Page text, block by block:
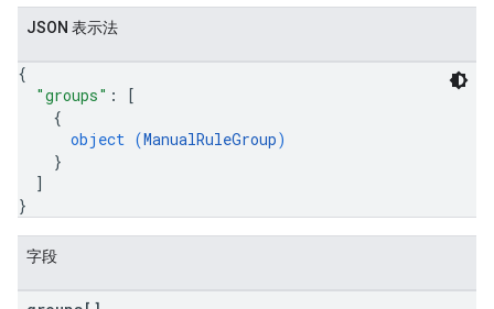
JSON 表示法
{
"groups" :
[
{
object (ManualRuleGroup)
}
]
}
字段